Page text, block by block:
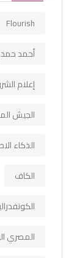
Flourish
أحمد
إعلام
الجيش
الذكاء
الكاف
المصري